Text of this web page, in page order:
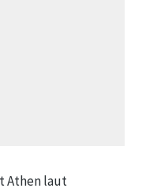
Athen laut